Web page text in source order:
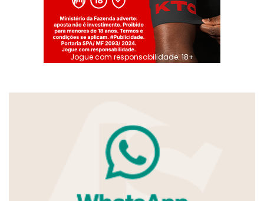
Jogue com responsabilidade. 18+